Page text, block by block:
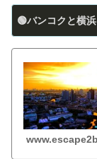
🟢バンコクと横